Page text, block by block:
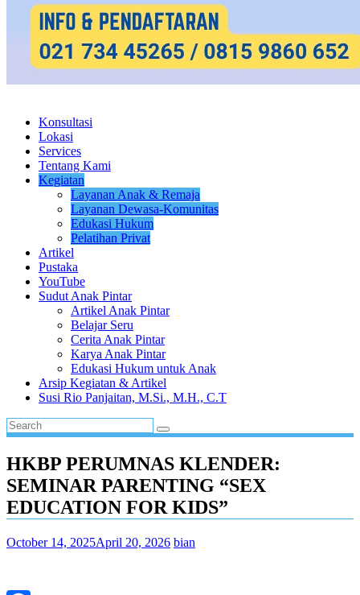
Konsultasi
Lokasi
Services
Tentang Kami
Kegiatan
Layanan Anak & Remaja
Layanan Dewasa-Komunitas
Edukasi Hukum
Pelatihan Privat
Artikel
Pustaka
YouTube
Sudut Anak Pintar
Artikel Anak Pintar
Belajar Seru
Cerita Anak Pintar
Karya Anak Pintar
Edukasi Hukum untuk Anak
Arsip Kegiatan & Artikel
Susi Rio Panjaitan, M.Si., M.H., C.T
HKBP PERUMNAS KLENDER:
SEMINAR PARENTING “SEX
EDUCATION FOR KIDS”
October 14, 2025April 20, 2026 bian